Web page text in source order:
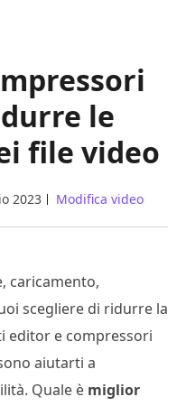
le
file video
2023 Modifica video
caricamento,
scegliere di ridurre la
editor e compressori
aiutarti a
Quale è miglior